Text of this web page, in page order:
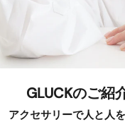
GLUCKのご紹
アクセサリーで人と人